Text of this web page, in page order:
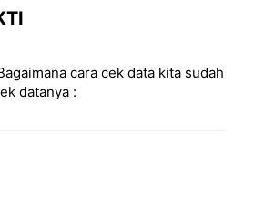
cara cek data kita sudah
datanya :